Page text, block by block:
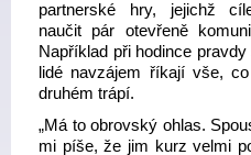
partnerské hry, jejichž
naučit pár otevřeně
Například při hodince
lidé navzájem říkají vše,
druhém trápí.
„Má to obrovský ohlas.
mi píše, že jim kurz velmi